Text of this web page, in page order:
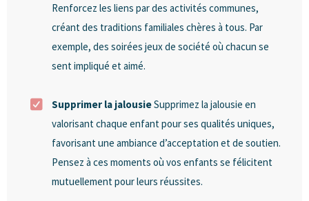
Renforcez les liens par des activités communes,
créant des traditions familiales chères à tous. Par
exemple, des soirées jeux de société où chacun se
sent impliqué et aimé.
Supprimer la jalousieSupprimez la jalousie en
valorisant chaque enfant pour ses qualités uniques,
favorisant une ambiance d’acceptation et de soutien.
Pensez à ces moments où vos enfants se félicitent
mutuellement pour leurs réussites.